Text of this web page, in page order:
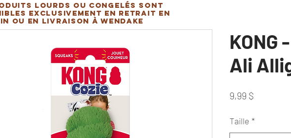
lourds ou congelés sont
exclusivement en retrait en
ou en livraison à Wendake
KONG
Ali
9,99 $
Taille *